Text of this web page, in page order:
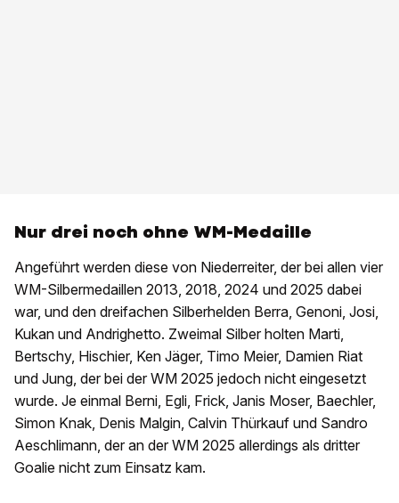
Nur drei noch ohne WM-Medaille
Angeführt werden diese von Niederreiter, der bei allen vier
WM-Silbermedaillen 2013, 2018, 2024 und 2025 dabei
war, und den dreifachen Silberhelden Berra, Genoni, Josi,
Kukan und Andrighetto. Zweimal Silber holten Marti,
Bertschy, Hischier, Ken Jäger, Timo Meier, Damien Riat
und Jung, der bei der WM 2025 jedoch nicht eingesetzt
wurde. Je einmal Berni, Egli, Frick, Janis Moser, Baechler,
Simon Knak, Denis Malgin, Calvin Thürkauf und Sandro
Aeschlimann, der an der WM 2025 allerdings als dritter
Goalie nicht zum Einsatz kam.